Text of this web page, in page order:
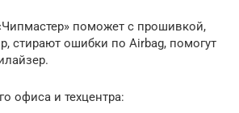
поможет с прошивкой,
стирают ошибки по Airbag, помогут
офиса и техцентра: